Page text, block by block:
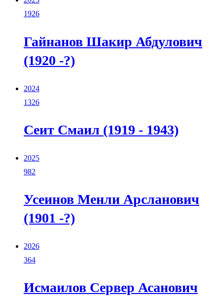
1926
Гайнанов Шакир Абдулович
(1920 -?)
2024
1326
Сеит Смаил (1919 - 1943)
2025
982
Усеинов Менли Арсланович
(1901 -?)
2026
364
Исмаилов Сервер Асанович